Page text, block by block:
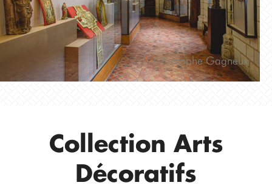
Christophe Gagneux
Collection Arts
Décoratifs